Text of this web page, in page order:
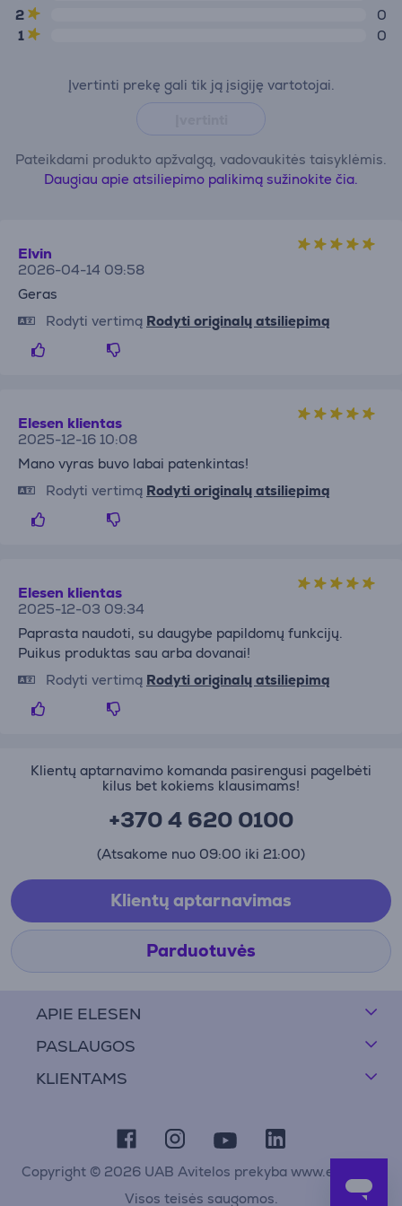
2
0
1
0
Įvertinti prekę gali tik ją įsigiję vartotojai.
Pateikdami produkto apžvalgą, vadovaukitės taisyklėmis.
Daugiau apie atsiliepimo palikimą sužinokite čia.
Elvin
2026-04-14 09:58
Geras
Rodyti vertimą Rodyti originalų atsiliepimą
Elesen klientas
2025-12-16 10:08
Mano vyras buvo labai patenkintas!
Rodyti vertimą Rodyti originalų atsiliepimą
Elesen klientas
2025-12-03 09:34
Paprasta naudoti, su daugybe papildomų funkcijų.
Puikus produktas sau arba dovanai!
Rodyti vertimą Rodyti originalų atsiliepimą
APIE ELESEN
PASLAUGOS
KLIENTAMS
Klientų aptarnavimo komanda pasirengusi pagelbėti
kilus bet kokiems klausimams!
+370 4 620 0100
(Atsakome nuo 09:00 iki 21:00)
Klientų aptarnavimas
Parduotuvės
Copyright © 2026 UAB Avitelos prekyba www.elesen.lt
Visos teisės saugomos.